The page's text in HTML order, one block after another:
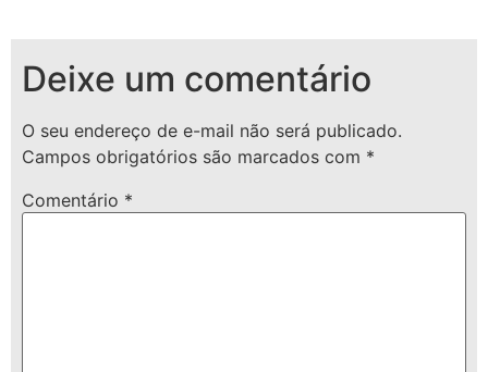
Deixe um comentário
O seu endereço de e-mail não será publicado.
Campos obrigatórios são marcados com *
Comentário *